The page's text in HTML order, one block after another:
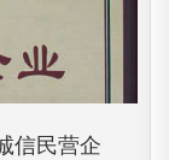
信民营企